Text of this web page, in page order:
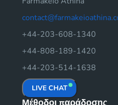
+44-203-608-1340
+44-808-189-1420
+44-203-514-1638
LIVE CHAT
Μέθοδοι παράδοσης